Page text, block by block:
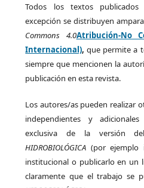
Todos los textos
excepción se distribuyen
Commons 4.0Atribución-No
Internacional),que permite a
siempre que mencionen la
publicación en esta revista.
Los autores/as pueden realizar
independientes y
exclusiva de la versión
HIDROBIOLÓGICA (por ejemplo
institucional o publicarlo en un
claramente que el trabajo se